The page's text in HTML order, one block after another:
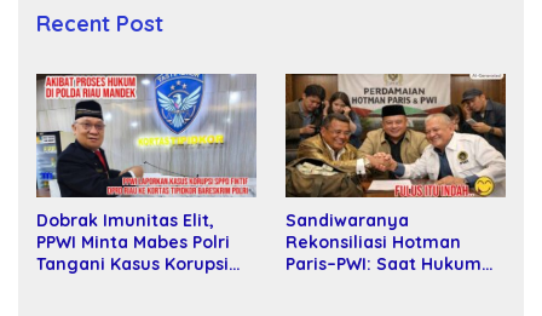
Recent Post
Dobrak Imunitas Elit,
PPWI Minta Mabes Polri
Tangani Kasus Korupsi
Sandiwaranya
Rekonsiliasi Hotman
Paris–PWI: Saat Hukum